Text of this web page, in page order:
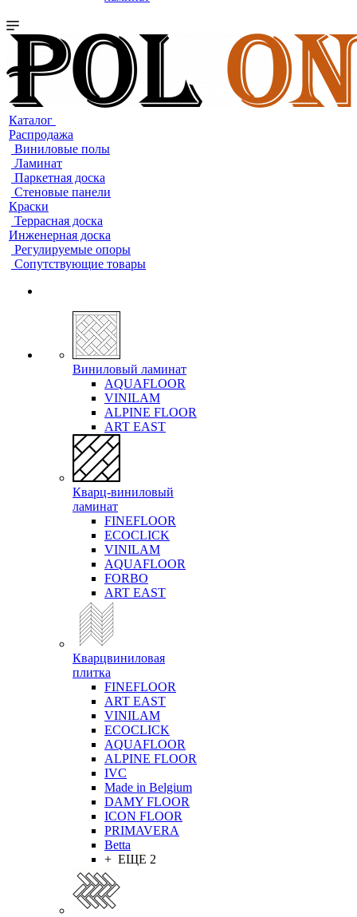
Каталог
Распродажа
Виниловые полы
Ламинат
Паркетная доска
Стеновые панели
Краски
Террасная доска
Инженерная доска
Регулируемые опоры
Сопутствующие товары
Виниловый ламинат
AQUAFLOOR
VINILAM
ALPINE FLOOR
ART EAST
Кварц-виниловый
ламинат
FINEFLOOR
ECOCLICK
VINILAM
AQUAFLOOR
FORBO
ART EAST
Кварцвиниловая
плитка
FINEFLOOR
ART EAST
VINILAM
ECOCLICK
AQUAFLOOR
ALPINE FLOOR
IVC
Made in Belgium
DAMY FLOOR
ICON FLOOR
PRIMAVERA
Betta
+ ЕЩЕ 2